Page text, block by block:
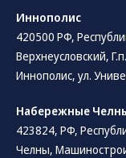
Иннополис
420500 РФ,
Верхнеусловский,
Иннополис, ул.
Набережные
423824, РФ,
Челны,